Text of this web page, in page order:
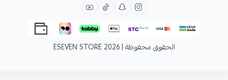
الحقوق محفوظة | 2026 ESEVEN STORE